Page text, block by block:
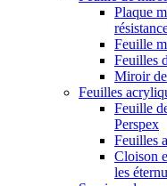
Plaque
Feuille
Feuilles
Miroir de
Feuilles
Feuille
Perspex
Feuilles
Cloison
les